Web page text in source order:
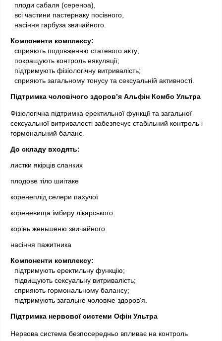
плоди сабаля (сереноа),
всі частини пастернаку посівного,
насіння гарбуза звичайного.
Компоненти комплексу:
сприяють подовженню статевого акту;
покращують контроль еякуляції;
підтримують фізіологічну витривалість;
сприяють загальному тонусу та сексуальній активності.
Підтримка чоловічого здоров’я Альфін Комбо Ультра
Фізіологічна підтримка еректильної функції та загальної
сексуальної витривалості забезпечує стабільний контроль і
гормональний баланс.
До складу входять:
листки якірців сланких
плодове тіло шиітаке
коренеплід селери пахучої
кореневища імбиру лікарського
корінь женьшеню звичайного
насіння пажитника
Компоненти комплексу:
підтримують еректильну функцію;
підвищують сексуальну витривалість;
сприяють гормональному балансу;
підтримують загальне чоловіче здоров’я.
Підтримка нервової системи Офін Ультра
Нервова система безпосередньо впливає на контроль